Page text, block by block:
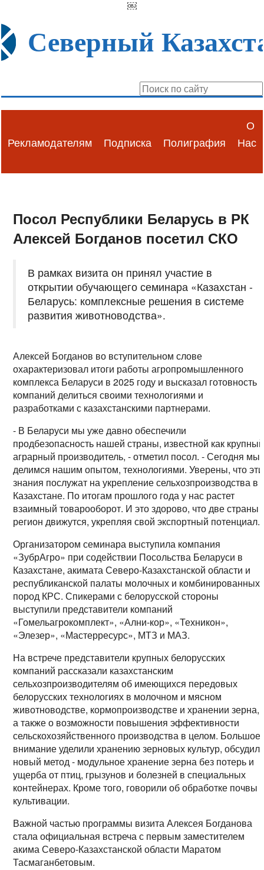
￼
Северный
Рекламодателям Подписка Полиграфия
О
Нас
Посол Республики Беларусь в РК
Алексей Богданов посетил СКО
В рамках визита он принял участие в
открытии обучающего семинара «Казахстан -
Белaрусь: комплексные решения в системе
развития животноводства».
Алексей Богданов во вступительном слове
охарактеризовал итоги работы агропромышленного
комплекса Беларуси в 2025 году и высказал готовность
компаний делиться своими технологиями и
разработками с казахстанскими партнерами.
- В Беларуси мы уже давно обеспечили
продбезопасность нашей страны, известной как крупный
аграрный производитель, - отметил посол. - Сегодня мы
делимся нашим опытом, технологиями. Уверены, что эти
знания послужат на укрепление сельхозпроизводства в
Казахстане. По итогам прошлого года у нас растет
взаимный товарооборот. И это здорово, что две страны
регион движутся, укрепляя свой экспортный потенциал.
Организатором семинара выступила компания
«ЗубрАгро» при содействии Посольства Беларуси в
Казахстане, акимата Северо-Казахстанской области и
республиканской палаты молочных и комбинированных
пород КРС. Спикерами с белорусской стороны
выступили представители компаний
«Гомельагрокомплект», «Ални-кор», «Техникон»,
«Элезер», «Мастерресурс», МТЗ и МАЗ.
На встрече представители крупных белорусских
компаний рассказали казахстанским
сельхозпроизводителям об имеющихся передовых
белорусских технологиях в молочном и мясном
животноводстве, кормопроизводстве и хранении зерна,
а также о возможности повышения эффективности
сельскохозяйственного производства в целом. Большое
внимание уделили хранению зерновых культур,
новый метод - модульное хранение зерна без потерь и
ущерба от птиц, грызунов и болезней в специальных
контейнерах. Кроме того, говорили об обработке почвы
культивации.
Важной частью программы визита Алексея Богданова
стала официальная встреча с первым заместителем
акима Северо-Казахстанской области Маратом
Тасмаганбетовым.